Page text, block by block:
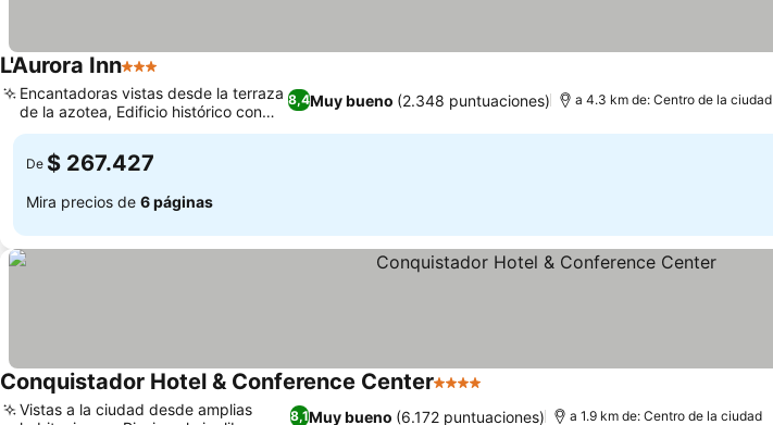
L'Aurora Inn3 Estrellas
8,4Muy bueno (2.348 puntuaciones)
Encantadoras vistas desde la terraza
de la azotea, Edificio histórico con
carácter
a 4.3 km de: Centro de la ciudad
De $ 267.427
Mira precios de 6 páginas
Conquistador Hotel & Conference Center4 Estrellas
8,1Muy bueno (6.172 puntuaciones)
Vistas a la ciudad desde amplias
a 1.9 km de: Centro de la ciudad